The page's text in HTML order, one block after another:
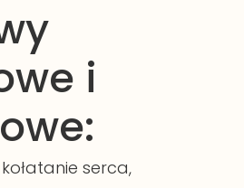
i
serca,